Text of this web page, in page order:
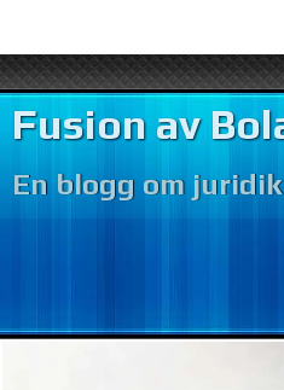
BOLAGSFUSION
VÅR VERKSAMHET
BOKFÖRING
Fusion av
En blogg om